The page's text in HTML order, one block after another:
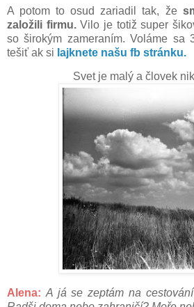
A potom to osud zariadil tak, že
založili firmu.Vilo je totiž super
so širokým zameraním. Voláme sa
tešiť ak si lajknete našu fb stránku.
Svet je malý a človek
Alena: A já se zeptám na